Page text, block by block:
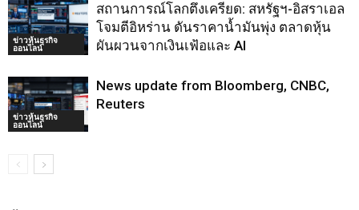
ข่าวหุ้นธุรกิจ
ออนไลน์
สถานการณ์โลกตึงเครียด: สหรัฐฯ-อิสราเอล
โจมตีอิหร่าน ดันราคาน้ำมันพุ่ง ตลาดหุ้น
ผันผวนจากเงินเฟ้อและ AI
ข่าวหุ้นธุรกิจ
ออนไลน์
News update from Bloomberg, CNBC,
Reuters